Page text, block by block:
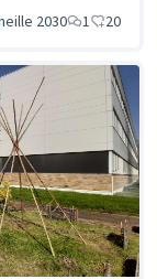
2030 1 20